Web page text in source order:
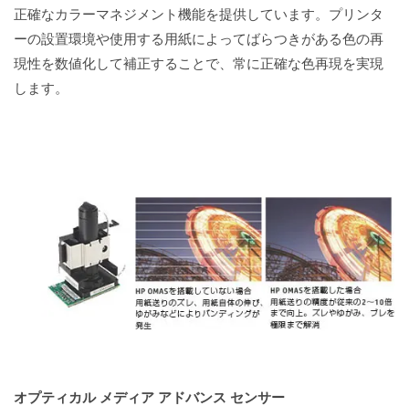
正確なカラーマネジメント機能を提供しています。プリンタ
ーの設置環境や使用する用紙によってばらつきがある色の再
現性を数値化して補正することで、常に正確な色再現を実現
します。
オプティカル メディア アドバンス センサー